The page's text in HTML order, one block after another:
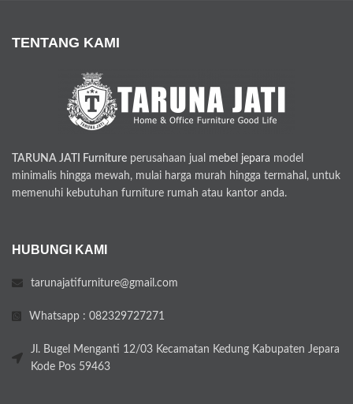
TENTANG KAMI
TARUNA JATI Furniture perusahaan jual mebel jepara model
minimalis hingga mewah, mulai harga murah hingga termahal, untuk
memenuhi kebutuhan furniture rumah atau kantor anda.
HUBUNGI KAMI
tarunajatifurniture@gmail.com
Whatsapp : 082329727271
Jl. Bugel Menganti 12/03 Kecamatan Kedung Kabupaten Jepara
Kode Pos 59463